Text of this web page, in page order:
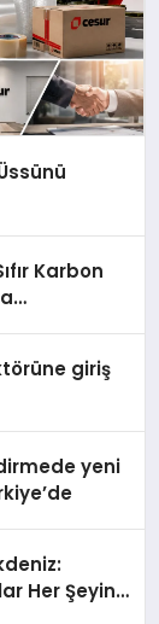
Karbon
giriş
yeni
Her Şeyin